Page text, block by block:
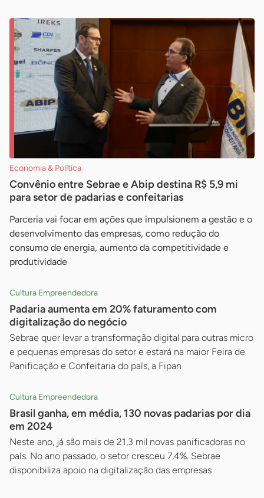
Economia & Política
Convênio entre Sebrae e Abip destina R$ 5,9 mi
para setor de padarias e confeitarias
Parceria vai focar em ações que impulsionem a gestão e o
desenvolvimento das empresas, como redução do
consumo de energia, aumento da competitividade e
produtividade
Cultura Empreendedora
Padaria aumenta em 20% faturamento com
digitalização do negócio
Sebrae quer levar a transformação digital para outras micro
e pequenas empresas do setor e estará na maior Feira de
Panificação e Confeitaria do país, a Fipan
Cultura Empreendedora
Brasil ganha, em média, 130 novas padarias por dia
em 2024
Neste ano, já são mais de 21,3 mil novas panificadoras no
país. No ano passado, o setor cresceu 7,4%. Sebrae
disponibiliza apoio na digitalização das empresas